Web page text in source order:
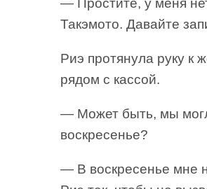
— Простите, у меня
Такэмото. Давайте
Риэ протянула руку к
рядом с кассой.
— Может быть, мы
воскресенье?
— В воскресенье мне